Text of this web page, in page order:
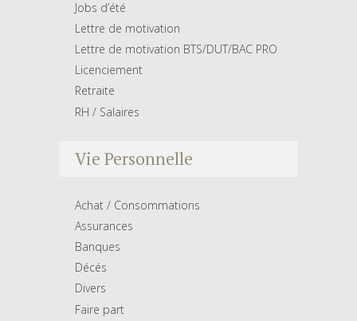
Jobs d’été
Lettre de motivation
Lettre de motivation BTS/DUT/BAC PRO
Licenciement
Retraite
RH / Salaires
Vie Personnelle
Achat / Consommations
Assurances
Banques
Décés
Divers
Faire part